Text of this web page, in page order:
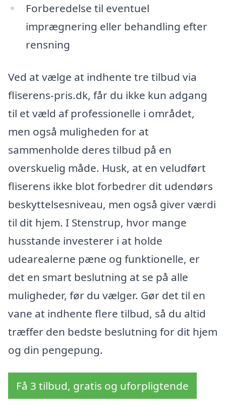
Forberedelse til eventuel
imprægnering eller behandling efter
rensning
Ved at vælge at indhente tre tilbud via
fliserens-pris.dk, får du ikke kun adgang
til et væld af professionelle i området,
men også muligheden for at
sammenholde deres tilbud på en
overskuelig måde. Husk, at en veludført
fliserens ikke blot forbedrer dit udendørs
beskyttelsesniveau, men også giver værdi
til dit hjem. I Stenstrup, hvor mange
husstande investerer i at holde
udearealerne pæne og funktionelle, er
det en smart beslutning at se på alle
muligheder, før du vælger. Gør det til en
vane at indhente flere tilbud, så du altid
træffer den bedste beslutning for dit hjem
og din pengepung.
Få 3 tilbud, gratis og uforpligtende